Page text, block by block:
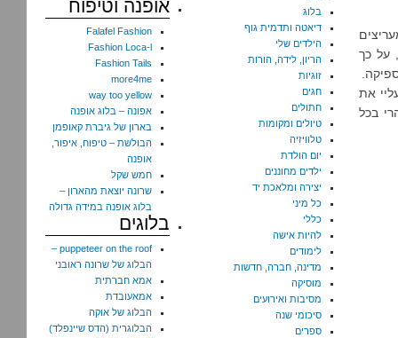
על כך
את
בכל
בלוג
דיאטה ותדמית גוף
הילדים שלי
הריון, לידה, הורות
זוגיות
חגים
חתולים
טיולים ומקומות
טלוויזיה
יום הולדת
ילדים מחוננים
יצירה ומלאכת יד
כל מיני
כללי
להיות אישה
לימודים
מדינה, חברה, חדשות
מוסיקה
מסיבות ואירועים
סיכומי שנה
ספרים
אופנה וטיפוח
Falafel Fashion
Fashion Loca-l
Fashion Tails
more4me
way too yellow
אפונה – בלוג אופנה
בארון של גיברת קאופמן
הבולשת – טיפוח, איפור,
אופנה
חמש שקל
שרונה יוצאת מהארון –
בלוג אופנה במידה גדולה
בלוגים
puppeteer on the roof –
הבלוג של שרונה ראובני
אמא חברתית
אמאעובדת
הבלוג של אוקה
הבלוגרית (הדס שיינפלד)